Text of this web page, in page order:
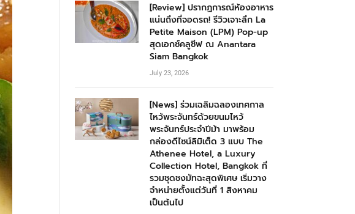
[Review] ปรากฏการณ์ห้องอาหาร
แน่นถึงที่จอดรถ! รีวิวเจาะลึก La
Petite Maison (LPM) Pop-up
สุดเอกซ์คลูซีฟ ณ Anantara
Siam Bangkok
July 23, 2026
[News] ร่วมเฉลิมฉลองเทศกาล
ไหว้พระจันทร์ด้วยขนมไหว้
พระจันทร์ประจำปีม้า มาพร้อม
กล่องดีไซน์ลิมิเต็ด 3 แบบ The
Athenee Hotel, a Luxury
Collection Hotel, Bangkok ที่
รวมชุดชงมัทฉะสุดพิเศษ เริ่มวาง
จำหน่ายตั้งแต่วันที่ 1 สิงหาคม
เป็นต้นไป